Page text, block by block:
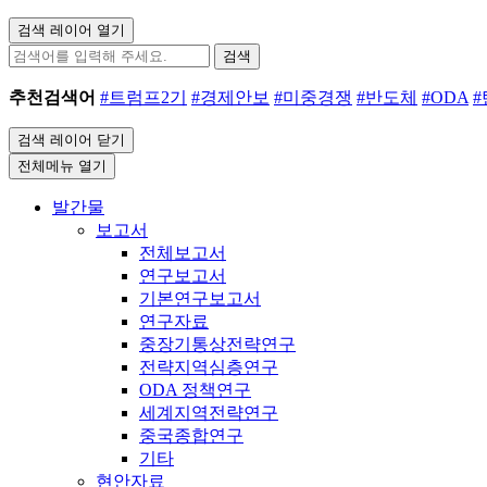
검색 레이어 열기
검색
추천검색어 #트럼프2기 #경제안보 #미중경쟁 #반도체 #ODA #
검색 레이어 닫기
전체메뉴 열기
발간물
보고서
전체보고서
연구보고서
기본연구보고서
연구자료
중장기통상전략연구
전략지역심층연구
ODA 정책연구
세계지역전략연구
중국종합연구
기타
현안자료